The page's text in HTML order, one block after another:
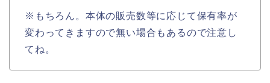
※もちろん。本体の販売数等に応じて保有率が
変わってきますので無い場合もあるので注意し
てね。